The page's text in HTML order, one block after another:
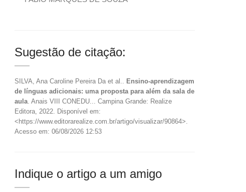
Sugestão de citação:
SILVA, Ana Caroline Pereira Da et al.. Ensino-aprendizagem
de línguas adicionais: uma proposta para além da sala de
aula. Anais VIII CONEDU... Campina Grande: Realize
Editora, 2022. Disponível em:
<https://www.editorarealize.com.br/artigo/visualizar/90864>.
Acesso em: 06/08/2026 12:53
Indique o artigo a um amigo